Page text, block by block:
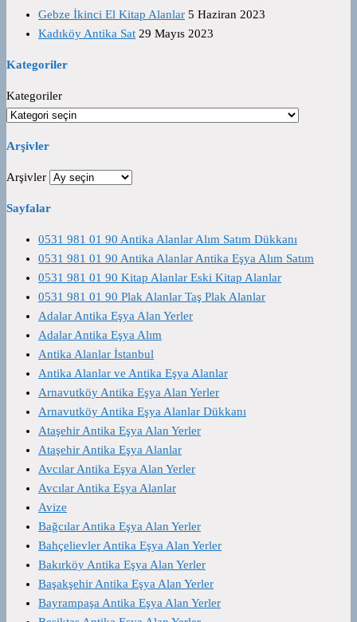
Gebze İkinci El Kitap Alanlar 5 Haziran 2023
Kadıköy Antika Sat 29 Mayıs 2023
Kategoriler
Kategoriler
Arşivler
Arşivler
Sayfalar
0531 981 01 90 Antika Alanlar Alım Satım Dükkanı
0531 981 01 90 Antika Alanlar Antika Eşya Alım Satım
0531 981 01 90 Kitap Alanlar Eski Kitap Alanlar
0531 981 01 90 Plak Alanlar Taş Plak Alanlar
Adalar Antika Eşya Alan Yerler
Adalar Antika Eşya Alım
Antika Alanlar İstanbul
Antika Alanlar ve Antika Eşya Alanlar
Arnavutköy Antika Eşya Alan Yerler
Arnavutköy Antika Eşya Alanlar Dükkanı
Ataşehir Antika Eşya Alan Yerler
Ataşehir Antika Eşya Alanlar
Avcılar Antika Eşya Alan Yerler
Avcılar Antika Eşya Alanlar
Avize
Bağcılar Antika Eşya Alan Yerler
Bahçelievler Antika Eşya Alan Yerler
Bakırköy Antika Eşya Alan Yerler
Başakşehir Antika Eşya Alan Yerler
Bayrampaşa Antika Eşya Alan Yerler